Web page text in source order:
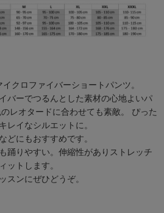
クロファイバーショートパンツ。
バーでつるんとした素材の心地よいパ
レオタードに合わせても素敵。 ぴった
レイなシルエットに。
どにもおすすめです。
踊りやすい。伸縮性がありストレッチ
ットします。
スンにぜひどうぞ。